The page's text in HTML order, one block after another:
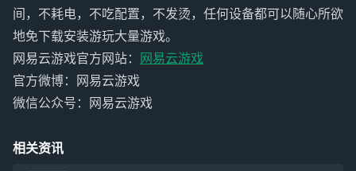
间，不耗电，不吃配置，不发烫，任何设备都可以随心所欲
地免下载安装游玩大量游戏。
网易云游戏官方网站：
网易云游戏
官方微博：网易云游戏
微信公众号：网易云游戏
相关资讯